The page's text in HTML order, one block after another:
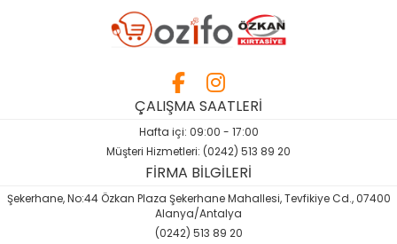
ÇALIŞMA SAATLERİ
Hafta içi: 09:00 - 17:00
Müşteri Hizmetleri: (0242) 513 89 20
FİRMA BİLGİLERİ
Şekerhane, No:44 Özkan Plaza Şekerhane Mahallesi, Tevfikiye Cd., 07400
Alanya/Antalya
(0242) 513 89 20